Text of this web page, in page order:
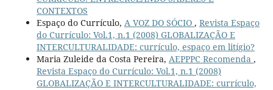
CONTEXTOS
Espaço do Currículo, A VOZ DO SÓCIO , Revista Espaço
do Currículo: Vol.1, n.1 (2008) GLOBALIZAÇÃO E
INTERCULTURALIDADE: currículo, espaço em litígio?
Maria Zuleide da Costa Pereira, AEPPPC Recomenda ,
Revista Espaço do Currículo: Vol.1, n.1 (2008)
GLOBALIZAÇÃO E INTERCULTURALIDADE: currículo,